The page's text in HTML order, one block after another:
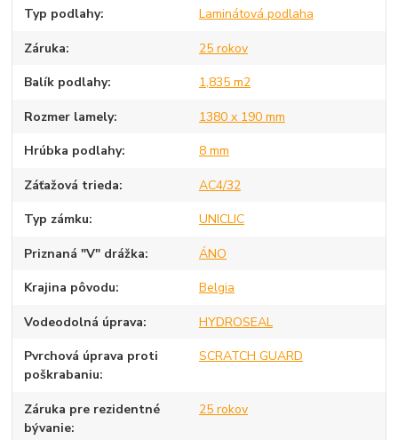
Typ podlahy Laminátová podlaha
Záruka 25 rokov
Balík podlahy 1,835 m2
Rozmer lamely 1380 x 190 mm
Hrúbka podlahy 8 mm
Záťažová trieda AC4/32
Typ zámku UNICLIC
Priznaná "V" drážka ÁNO
Krajina pôvodu Belgia
Vodeodolná úprava HYDROSEAL
Pvrchová úprava proti
poškrabaniu
SCRATCH GUARD
Záruka pre rezidentné
bývanie
25 rokov